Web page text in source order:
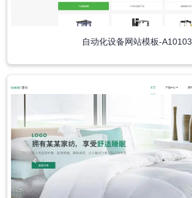
自动化设备网站模板-A10103